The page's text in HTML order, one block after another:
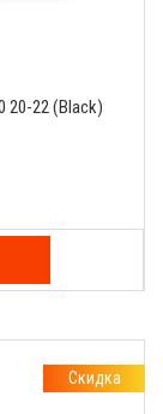
20-22 (Black)
Скидка